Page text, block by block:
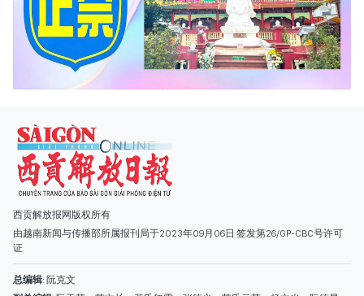
西贡解放报网版权所有
由越南新闻与传播部所属报刊局于2023年09月06日 签发第26/GP-CBC号许可
副总编辑: 阮玉英、范文长、裴氏红霜、张德义、范氏云英、杨文光、阮德显、
阮克强、陈嘉宝
主编: 阮玉英
社址: 胡志明市棋盘坊阮氏明开街432-434号
总台: (028) 39294091 - 转 060
热线: 096.558.1888
编辑部: (028) 39294092 - 转 060
电子信箱
广告部